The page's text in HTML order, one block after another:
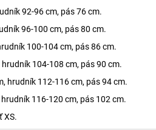
92-96 cm, pás 76 cm.
96-100 cm, pás 80 cm.
100-104 cm, pás 86 cm.
104-108 cm, pás 90 cm.
hrudník 112-116 cm, pás 94 cm.
116-120 cm, pás 102 cm.
XS.